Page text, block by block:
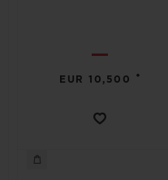
EUR 10,500 •